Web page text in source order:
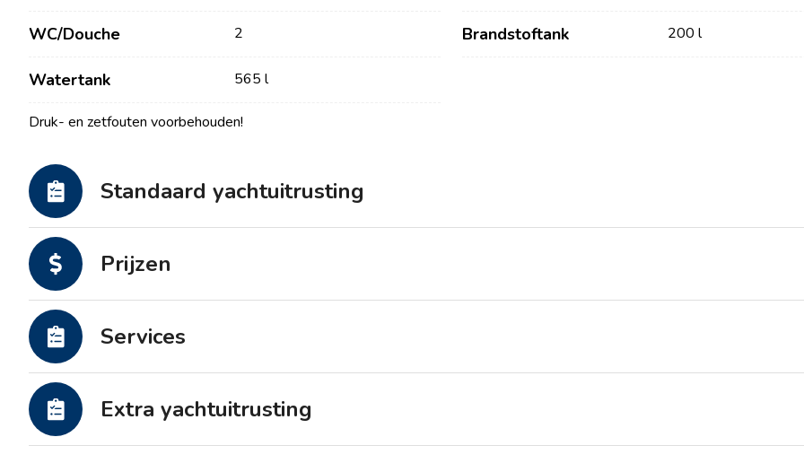
WC/Douche 2 Brandstoftank 200 l
Watertank 565 l
Druk- en zetfouten voorbehouden!
Standaard yachtuitrusting
Prijzen
Services
Extra yachtuitrusting
Partners
Veelgestelde Vragen
Motorcatamarans
Flottielje Jachtverhuur